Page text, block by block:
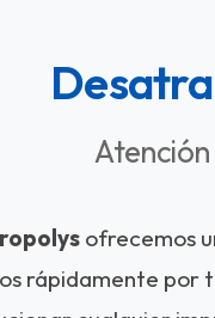
ofrecemos
rápidamente por